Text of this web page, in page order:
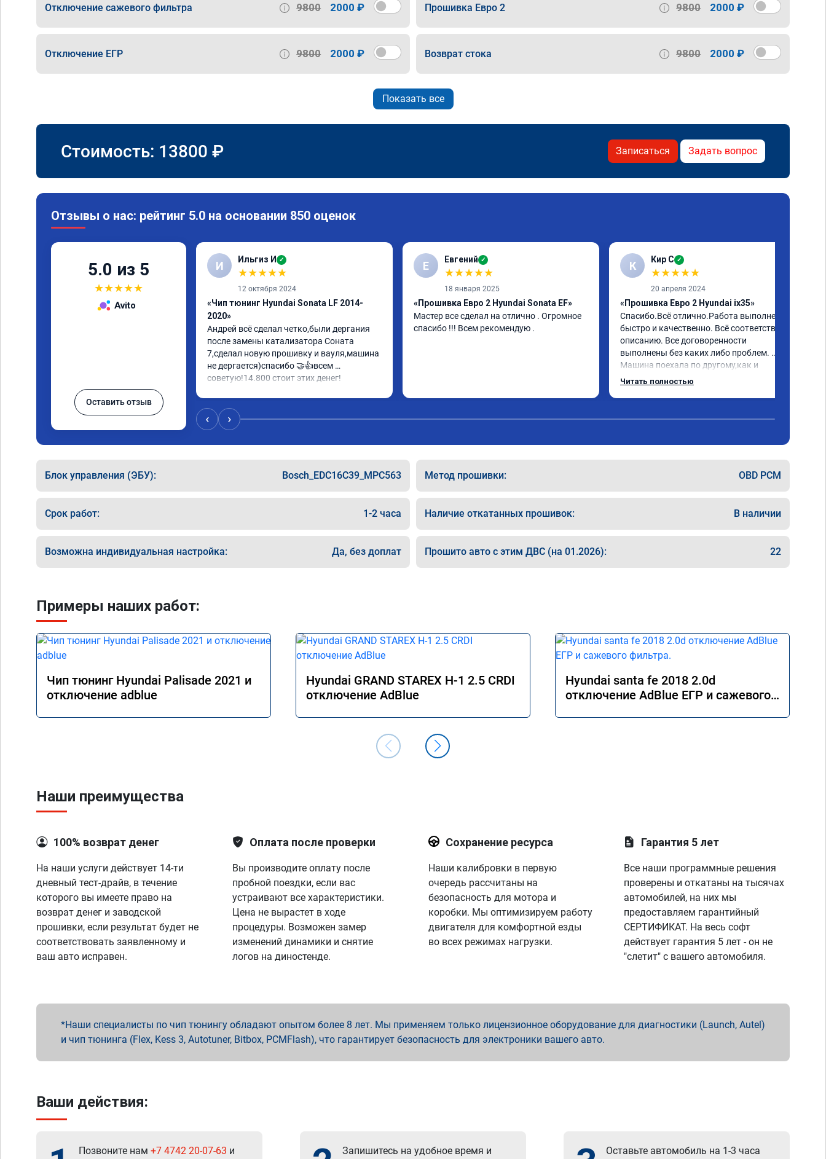
Отключение сажевого фильтра 9800 2000 ₽ Прошивка Евро 2 9800 2000 ₽
Отключение ЕГР 9800 2000 ₽ Возврат стока 9800 2000 ₽
Показать все
Стоимость: 13800 ₽ Записаться Задать вопрос
Отзывы о нас: рейтинг 5.0 на основании 850 оценок
5.0 из 5
★★★★★
Avito
Оставить отзыв
И Ильгиз И ✓
★★★★★
12 октября 2024
«Чип тюнинг Hyundai Sonata LF 2014-
2020»
Андрей всё сделал четко,были дергания
после замены катализатора Соната
7,сделал новую прошивку и вауля,машина
не дергается)спасибо 🤝👍всем
советую!14.800 стоит этих денег!
Е Евгений ✓
★★★★★
18 января 2025
«Прошивка Евро 2 Hyundai Sonata EF»
Мастер все сделал на отлично . Огромное
спасибо !!! Всем рекомендую .
К Кир С ✓
★★★★★
20 апреля 2024
«Прошивка Евро 2 Hyundai ix35»
Спасибо.Всё отлично.Работа выполнена
быстро и качественно. Всё соответствует
описанию. Все договоренности
выполнены без каких либо проблем.
Машина поехала по другому,как и
обещали. Всё понравилось. Рекомендую
Читать полностью
‹ ›
Блок управления (ЭБУ): Bosch_EDC16C39_MPC563 Метод прошивки: OBD PCM
Срок работ: 1-2 часа Наличие откатанных прошивок: В наличии
Возможна индивидуальная настройка: Да, без доплат Прошито авто с этим ДВС (на 01.2026): 22
Примеры наших работ:
Чип тюнинг Hyundai Palisade 2021 и
отключение adblue
Hyundai GRAND STAREX H-1 2.5 CRDI
отключение AdBlue
Hyundai santa fe 2018 2.0d
отключение AdBlue ЕГР и сажевого
Наши преимущества
100% возврат денег
На наши услуги действует 14-ти
дневный тест-драйв, в течение
которого вы имеете право на
возврат денег и заводской
прошивки, если результат будет не
соответствовать заявленному и
ваш авто исправен.
Оплата после проверки
Вы производите оплату после
пробной поездки, если вас
устраивают все характеристики.
Цена не вырастет в ходе
процедуры. Возможен замер
изменений динамики и снятие
логов на диностенде.
Сохранение ресурса
Наши калибровки в первую
очередь рассчитаны на
безопасность для мотора и
коробки. Мы оптимизируем работу
двигателя для комфортной езды
во всех режимах нагрузки.
Гарантия 5 лет
Все наши программные решения
проверены и откатаны на тысячах
автомобилей, на них мы
предоставляем гарантийный
СЕРТИФИКАТ. На весь софт
действует гарантия 5 лет - он не
"слетит" с вашего автомобиля.
Наши специалисты по чип тюнингу обладают опытом более 8 лет. Мы применяем только лицензионное оборудование для диагностики (Launch, Autel)
и чип тюнинга (Flex, Kess 3, Autotuner, Bitbox, PCMFlash), что гарантирует безопасность для электроники вашего авто.
Ваши действия:
Позвоните нам +7 4742 20-07-63 и Запишитесь на удобное время и Оставьте автомобиль на 1-3 часа